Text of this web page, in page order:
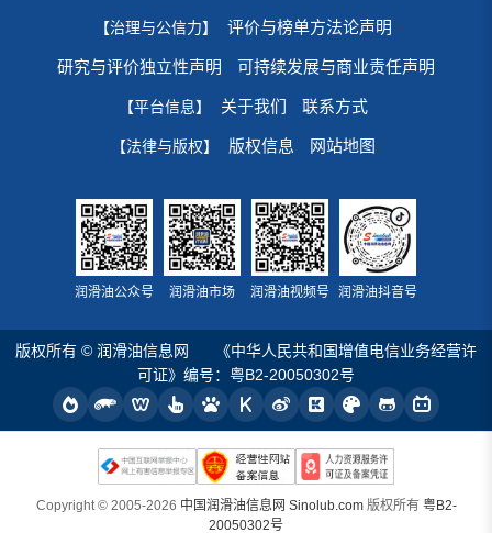
【治理与公信力】 评价与榜单方法论声明
研究与评价独立性声明 可持续发展与商业责任声明
【平台信息】 关于我们 联系方式
【法律与版权】 版权信息 网站地图
润滑油公众号 润滑油市场 润滑油视频号 润滑油抖音号
版权所有 © 润滑油信息网
《中华人民共和国增值电信业务经营许
可证》编号：粤B2-20050302号
Copyright © 2005-2026 中国润滑油信息网 Sinolub.com版权所有 粤B2-
20050302号